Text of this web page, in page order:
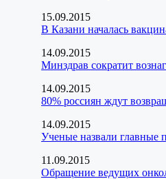
15.09.2015
В Казани началась
14.09.2015
Минздрав сократит
14.09.2015
80% россиян ждут
14.09.2015
Ученые назвали главные
11.09.2015
Обращение ведущих